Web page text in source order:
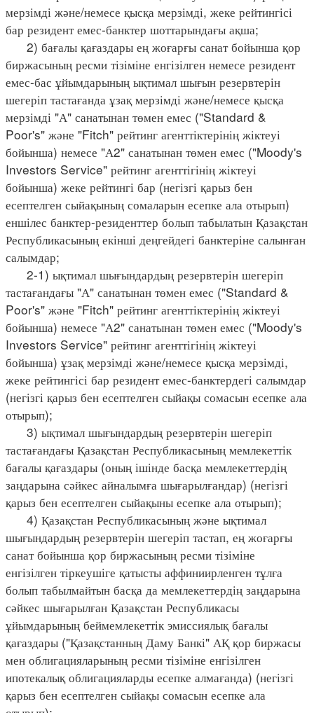
мерзімді және/немесе қысқа мерзімді, жеке рейтингісі
бар резидент емес-банктер шоттарындағы ақша;
2) бағалы қағаздары ең жоғарғы санат бойынша қор
биржасының ресми тізіміне енгізілген немесе резидент
емес-бас ұйымдарының ықтимал шығын резервтерін
шегеріп тастағанда ұзақ мерзімді және/немесе қысқа
мерзімді "А" санатынан төмен емес ("Standard &
Poor's" және "Fitch" рейтинг агенттіктерінің жіктеуі
бойынша) немесе "А2" санатынан төмен емес ("Moody's
Investors Service" рейтинг агенттігінің жіктеуі
бойынша) жеке рейтингі бар (негізгі қарыз бен
есептелген сыйақының сомаларын есепке ала отырып)
еншілес банктер-резиденттер болып табылатын Қазақстан
Республикасының екінші деңгейдегі банктеріне салынған
салымдар;
2-1) ықтимал шығындардың резервтерін шегеріп
тастағандағы "А" санатынан төмен емес ("Standard &
Poor's" және "Fitch" рейтинг агенттіктерінің жіктеуі
бойынша) немесе "А2" санатынан төмен емес ("Moody's
Investors Service" рейтинг агенттігінің жіктеуі
бойынша) ұзақ мерзімді және/немесе қысқа мерзімді,
жеке рейтингісі бар резидент емес-банктердегі салымдар
(негізгі қарыз бен есептелген сыйақы сомасын есепке ала
отырып);
3) ықтимал шығындардың резервтерін шегеріп
тастағандағы Қазақстан Республикасының мемлекеттік
бағалы қағаздары (оның ішінде басқа мемлекеттердің
заңдарына сәйкес айналымға шығарылғандар) (негізгі
қарыз бен есептелген сыйақыны есепке ала отырып);
4) Қазақстан Республикасының және ықтимал
шығындардың резервтерін шегеріп тастап, ең жоғарғы
санат бойынша қор биржасының ресми тізіміне
енгізілген тіркеушіге қатысты аффиниирленген тұлға
болып табылмайтын басқа да мемлекеттердің заңдарына
сәйкес шығарылған Қазақстан Республикасы
ұйымдарының беймемлекеттік эмиссиялық бағалы
қағаздары ("Қазақстанның Даму Банкі" АҚ қор биржасы
мен облигацияларының ресми тізіміне енгізілген
ипотекалық облигацияларды есепке алмағанда) (негізгі
қарыз бен есептелген сыйақы сомасын есепке ала